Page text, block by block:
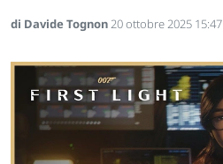
di Davide Tognon 20 ottobre 2025 15:47